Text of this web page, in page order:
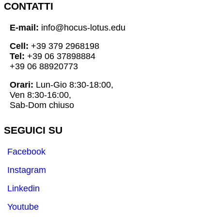
CONTATTI
E-mail: info@hocus-lotus.edu
Cell: +39 379 2968198
Tel: +39 06 37898884
+39 06 88920773
Orari: Lun-Gio 8:30-18:00,
Ven 8:30-16:00,
Sab-Dom chiuso
SEGUICI SU
Facebook
Instagram
Linkedin
Youtube